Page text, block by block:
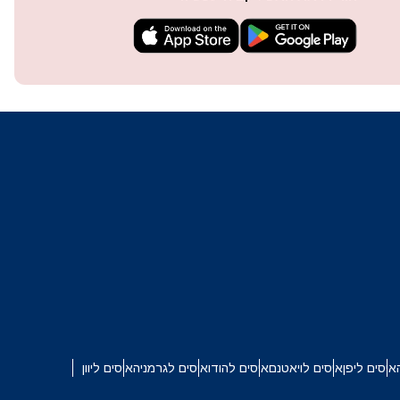
or
איסים ליפןאיסים לויאטנםאיסים להודואיסים לגרמניהאיסים ליוון